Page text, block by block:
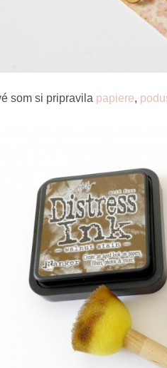
som si pripravila papiere,